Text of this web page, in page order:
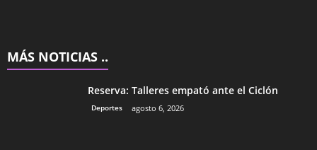
MÁS NOTICIAS ..
Reserva: Talleres empató ante el Ciclón
Deportes agosto 6, 2026